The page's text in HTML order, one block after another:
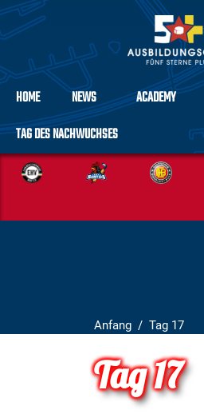
HOME NEWS ACADEMY
TAG DES NACHWUCHSES
Anfang Tag 17
Tag 17